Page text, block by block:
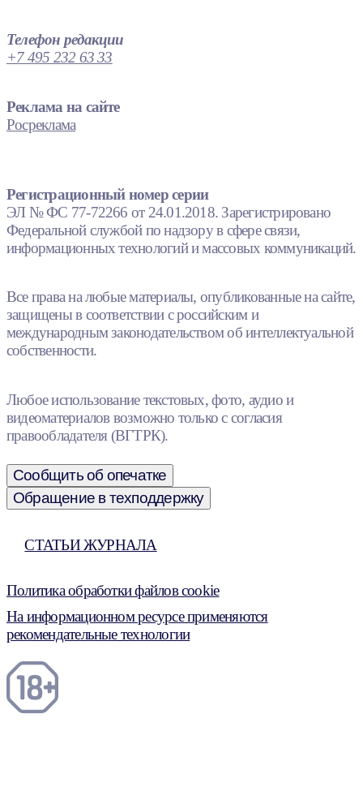
Телефон редакции
+7 495 232 63 33
Реклама на сайте
Росреклама
Регистрационный номер серии
ЭЛ № ФС 77-72266 от 24.01.2018. Зарегистрировано
Федеральной службой по надзору в сфере связи,
информационных технологий и массовых коммуникаций.
Все права на любые материалы, опубликованные на сайте,
защищены в соответствии с российским и
международным законодательством об интеллектуальной
собственности.
Любое использование текстовых, фото, аудио и
видеоматериалов возможно только с согласия
правообладателя (ВГТРК).
Сообщить об опечатке
Обращение в техподдержку
СТАТЬИ ЖУРНАЛА
Политика обработки файлов cookie
На информационном ресурсе применяются
рекомендательные технологии